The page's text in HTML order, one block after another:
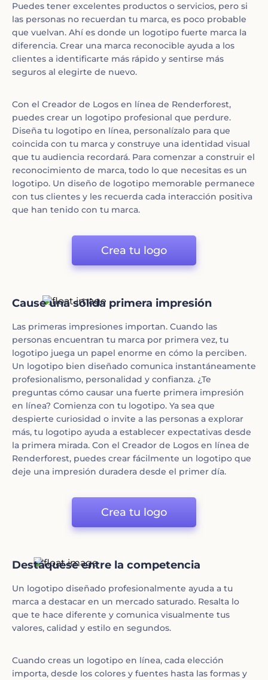
Puedes tener excelentes productos o servicios, pero si
las personas no recuerdan tu marca, es poco probable
que vuelvan. Ahí es donde un logotipo fuerte marca la
diferencia. Crear una marca reconocible ayuda a los
clientes a identificarte más rápido y sentirse más
seguros al elegirte de nuevo.
Con el Creador de Logos en línea de Renderforest,
puedes crear un logotipo profesional que perdure.
Diseña tu logotipo en línea, personalízalo para que
coincida con tu marca y construye una identidad visual
que tu audiencia recordará. Para comenzar a construir el
reconocimiento de marca, todo lo que necesitas es un
logotipo. Un diseño de logotipo memorable permanece
con tus clientes y les recuerda cada interacción positiva
que han tenido con tu marca.
Crea tu logo
Cause una sólida primera impresión
Las primeras impresiones importan. Cuando las
personas encuentran tu marca por primera vez, tu
logotipo juega un papel enorme en cómo la perciben.
Un logotipo bien diseñado comunica instantáneamente
profesionalismo, personalidad y confianza. ¿Te
preguntas cómo causar una fuerte primera impresión
en línea? Comienza con tu logotipo. Ya sea que
despierte curiosidad o invite a las personas a explorar
más, tu logotipo ayuda a establecer expectativas desde
la primera mirada. Con el Creador de Logos en línea de
Renderforest, puedes crear fácilmente un logotipo que
deje una impresión duradera desde el primer día.
Crea tu logo
Destáquese entre la competencia
Un logotipo diseñado profesionalmente ayuda a tu
marca a destacar en un mercado saturado. Resalta lo
que te hace diferente y comunica visualmente tus
valores, calidad y estilo en segundos.
Cuando creas un logotipo en línea, cada elección
importa, desde los colores y fuentes hasta las formas y